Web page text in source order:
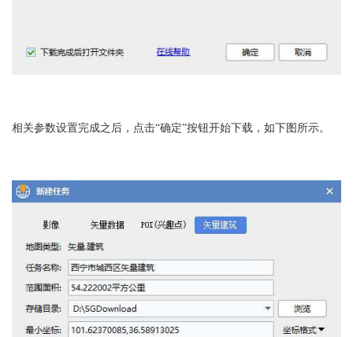
相关参数设置完成之后，点击“确定”按钮开始下载，如下图所示。